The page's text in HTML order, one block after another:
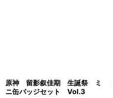
原神 留影叙佳期 生誕祭 ミ
ニ缶バッジセット Vol.3